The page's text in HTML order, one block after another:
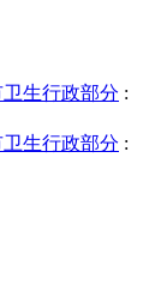
生行政部分 :
生行政部分 :